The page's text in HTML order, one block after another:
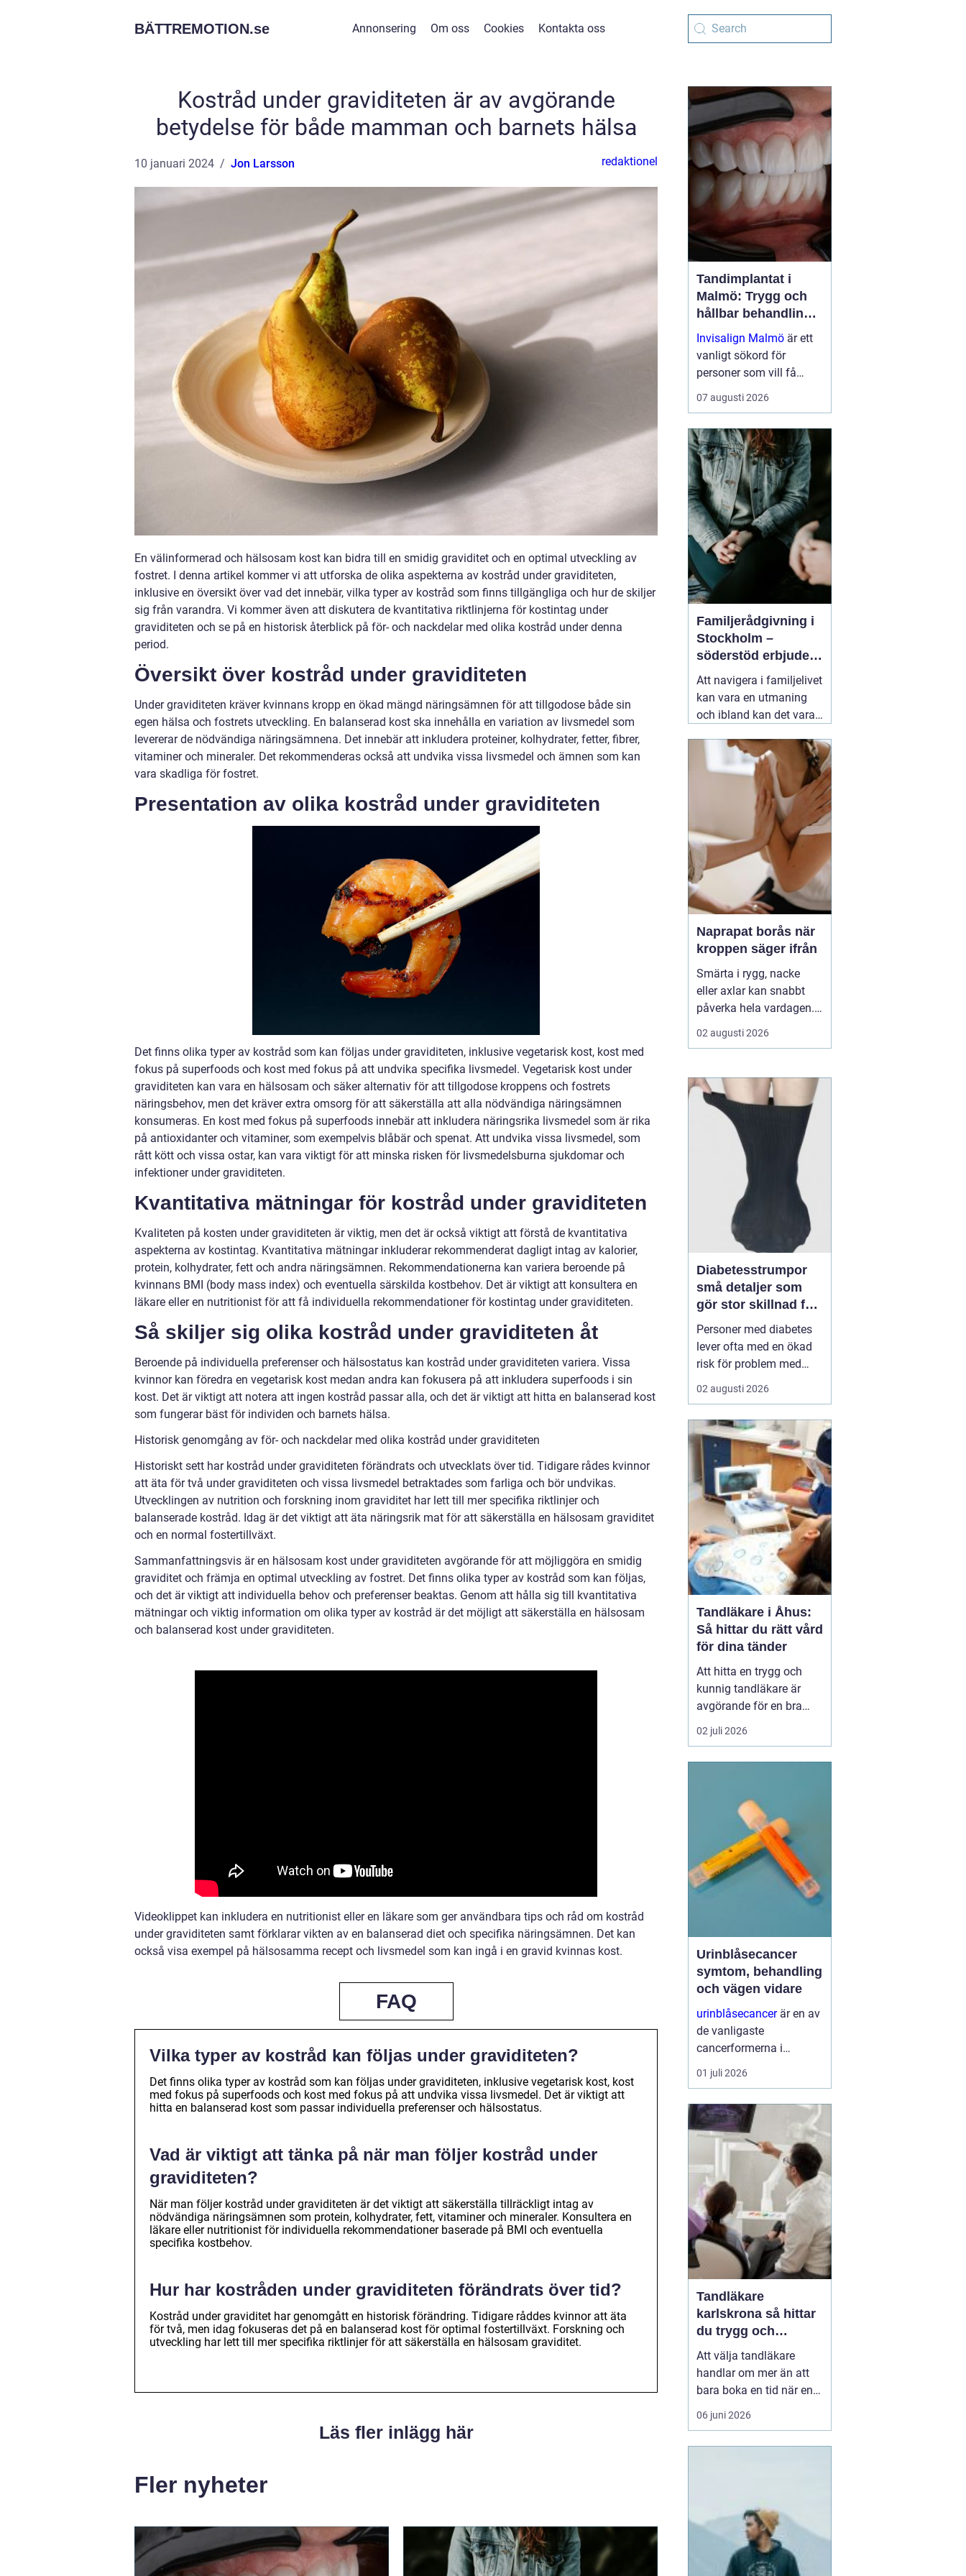
BÄTTREMOTION.se Annonsering Om oss Cookies Kontakta oss
Kostråd under graviditeten är av avgörande
betydelse för både mamman och barnets hälsa
10 januari 2024 Jon Larsson redaktionel
En välinformerad och hälsosam kost kan bidra till en smidig graviditet och en optimal utveckling av
fostret. I denna artikel kommer vi att utforska de olika aspekterna av kostråd under graviditeten,
inklusive en översikt över vad det innebär, vilka typer av kostråd som finns tillgängliga och hur de skiljer
sig från varandra. Vi kommer även att diskutera de kvantitativa riktlinjerna för kostintag under
graviditeten och se på en historisk återblick på för- och nackdelar med olika kostråd under denna
period.
Översikt över kostråd under graviditeten
Under graviditeten kräver kvinnans kropp en ökad mängd näringsämnen för att tillgodose både sin
egen hälsa och fostrets utveckling. En balanserad kost ska innehålla en variation av livsmedel som
levererar de nödvändiga näringsämnena. Det innebär att inkludera proteiner, kolhydrater, fetter, fibrer,
vitaminer och mineraler. Det rekommenderas också att undvika vissa livsmedel och ämnen som kan
vara skadliga för fostret.
Presentation av olika kostråd under graviditeten
Det finns olika typer av kostråd som kan följas under graviditeten, inklusive vegetarisk kost, kost med
fokus på superfoods och kost med fokus på att undvika specifika livsmedel. Vegetarisk kost under
graviditeten kan vara en hälsosam och säker alternativ för att tillgodose kroppens och fostrets
näringsbehov, men det kräver extra omsorg för att säkerställa att alla nödvändiga näringsämnen
konsumeras. En kost med fokus på superfoods innebär att inkludera näringsrika livsmedel som är rika
på antioxidanter och vitaminer, som exempelvis blåbär och spenat. Att undvika vissa livsmedel, som
rått kött och vissa ostar, kan vara viktigt för att minska risken för livsmedelsburna sjukdomar och
infektioner under graviditeten.
Kvantitativa mätningar för kostråd under graviditeten
Kvaliteten på kosten under graviditeten är viktig, men det är också viktigt att förstå de kvantitativa
aspekterna av kostintag. Kvantitativa mätningar inkluderar rekommenderat dagligt intag av kalorier,
protein, kolhydrater, fett och andra näringsämnen. Rekommendationerna kan variera beroende på
kvinnans BMI (body mass index) och eventuella särskilda kostbehov. Det är viktigt att konsultera en
läkare eller en nutritionist för att få individuella rekommendationer för kostintag under graviditeten.
Så skiljer sig olika kostråd under graviditeten åt
Beroende på individuella preferenser och hälsostatus kan kostråd under graviditeten variera. Vissa
kvinnor kan föredra en vegetarisk kost medan andra kan fokusera på att inkludera superfoods i sin
kost. Det är viktigt att notera att ingen kostråd passar alla, och det är viktigt att hitta en balanserad kost
som fungerar bäst för individen och barnets hälsa.
Historisk genomgång av för- och nackdelar med olika kostråd under graviditeten
Historiskt sett har kostråd under graviditeten förändrats och utvecklats över tid. Tidigare rådes kvinnor
att äta för två under graviditeten och vissa livsmedel betraktades som farliga och bör undvikas.
Utvecklingen av nutrition och forskning inom graviditet har lett till mer specifika riktlinjer och
balanserade kostråd. Idag är det viktigt att äta näringsrik mat för att säkerställa en hälsosam graviditet
och en normal fostertillväxt.
Sammanfattningsvis är en hälsosam kost under graviditeten avgörande för att möjliggöra en smidig
graviditet och främja en optimal utveckling av fostret. Det finns olika typer av kostråd som kan följas,
och det är viktigt att individuella behov och preferenser beaktas. Genom att hålla sig till kvantitativa
mätningar och viktig information om olika typer av kostråd är det möjligt att säkerställa en hälsosam
och balanserad kost under graviditeten.
Videoklippet kan inkludera en nutritionist eller en läkare som ger användbara tips och råd om kostråd
under graviditeten samt förklarar vikten av en balanserad diet och specifika näringsämnen. Det kan
också visa exempel på hälsosamma recept och livsmedel som kan ingå i en gravid kvinnas kost.
FAQ
Vilka typer av kostråd kan följas under graviditeten?
Det finns olika typer av kostråd som kan följas under graviditeten, inklusive vegetarisk kost, kost
med fokus på superfoods och kost med fokus på att undvika vissa livsmedel. Det är viktigt att
hitta en balanserad kost som passar individuella preferenser och hälsostatus.
Vad är viktigt att tänka på när man följer kostråd under
graviditeten?
När man följer kostråd under graviditeten är det viktigt att säkerställa tillräckligt intag av
nödvändiga näringsämnen som protein, kolhydrater, fett, vitaminer och mineraler. Konsultera en
läkare eller nutritionist för individuella rekommendationer baserade på BMI och eventuella
specifika kostbehov.
Hur har kostråden under graviditeten förändrats över tid?
Kostråd under graviditet har genomgått en historisk förändring. Tidigare råddes kvinnor att äta
för två, men idag fokuseras det på en balanserad kost för optimal fostertillväxt. Forskning och
utveckling har lett till mer specifika riktlinjer för att säkerställa en hälsosam graviditet.
Läs fler inlägg här
Fler nyheter
Tandimplantat i
Malmö: Trygg och
hållbar behandling
för saknade tänder
Invisalign Malmö är ett
vanligt sökord för
personer som vill få
tillbaka både leende och
tuggfunktion på ett
07 augusti 2026
Familjerådgivning i
Stockholm –
söderstöd erbjuder
stöd för familjer
Att navigera i familjelivet
kan vara en utmaning
och ibland kan det vara
på konflikter och
problem som uppstår.06
augusti 2026
Naprapat borås när
kroppen säger ifrån
Smärta i rygg, nacke
eller axlar kan snabbt
påverka hela vardagen.
Sömn, jobb, träning och
humör hänger ofta ihop
När värken inte ger med
sig börjar många söka
efter en Naprapat Borås
för att få en mer grundlig
bedömning och beha...
02 augusti 2026
Diabetesstrumpor
små detaljer som
gör stor skillnad för
fötterna
Personer med diabetes
lever ofta med en ökad
risk för problem med
sämre blodcirkulation
läkning. I vardagen kan
sådant kännas abstrakt,
tills skavsår, blåsor eller
tryckmärken plötsligt blir
allvarliga. Här s...
02 augusti 2026
Tandläkare i Åhus:
Så hittar du rätt vård
för dina tänder
Att hitta en trygg och
kunnig tandläkare är
avgörande för en bra
munhälsa på lång sikt.
Många som söker
02 juli 2026
Urinblåsecancer
symtom, behandling
och vägen vidare
urinblåsecancerär en av
de vanligaste
cancerformerna i
urinvägarna, men får
ofta mindre
många andra
cancersjukdomar.
Många drabbade vittnar
om en lång väg till
diagnos och en vardag
som ...
01 juli 2026
Tandläkare
karlskrona så hittar
du trygg och
långsiktig tandvård
Att välja tandläkare
handlar om mer än att
bara boka en tid när en
tand gör ont. För många
är tandvården en
finns flera alternativ,
både i centrum och strax
06 juni 2026